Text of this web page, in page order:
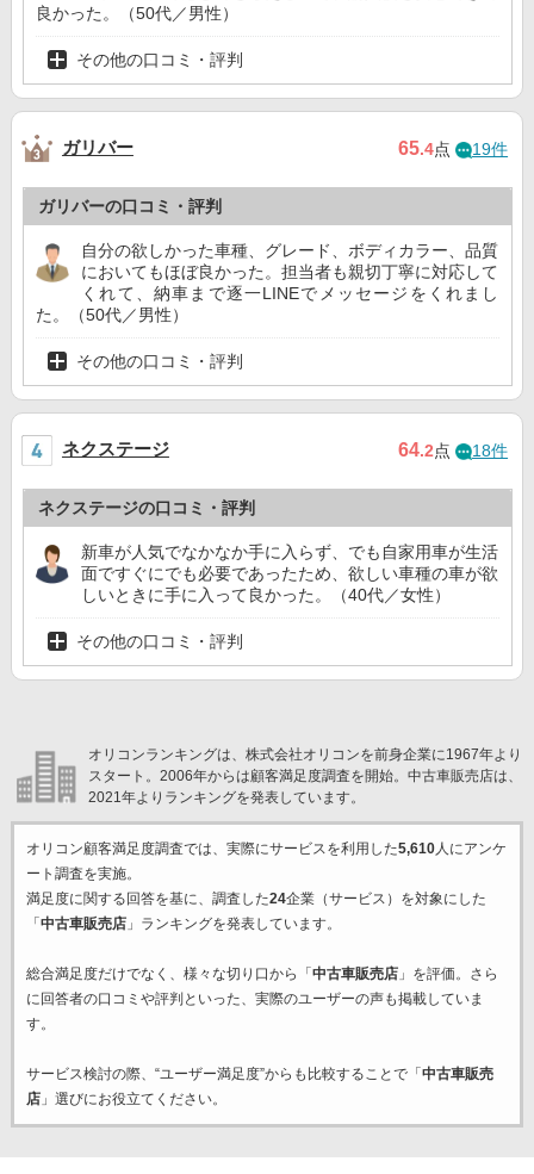
良かった。（50代／男性）
その他の口コミ・評判
ガリバー 65.4点 19件
ガリバーの口コミ・評判
自分の欲しかった車種、グレード、ボディカラー、品質
においてもほぼ良かった。担当者も親切丁寧に対応して
くれて、納車まで逐一LINEでメッセージをくれまし
た。（50代／男性）
その他の口コミ・評判
ネクステージ 64.2点 18件
ネクステージの口コミ・評判
新車が人気でなかなか手に入らず、でも自家用車が生活
面ですぐにでも必要であったため、欲しい車種の車が欲
しいときに手に入って良かった。（40代／女性）
その他の口コミ・評判
オリコンランキングは、株式会社オリコンを前身企業に1967年より
スタート。2006年からは顧客満足度調査を開始。中古車販売店は、
2021年よりランキングを発表しています。
オリコン顧客満足度調査では、実際にサービスを利用した5,610人にアンケ
ート調査を実施。
満足度に関する回答を基に、調査した24企業（サービス）を対象にした
「中古車販売店」ランキングを発表しています。
総合満足度だけでなく、様々な切り口から「中古車販売店」を評価。さら
に回答者の口コミや評判といった、実際のユーザーの声も掲載していま
す。
サービス検討の際、“ユーザー満足度”からも比較することで「中古車販売
店」選びにお役立てください。